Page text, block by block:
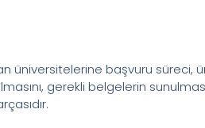
üniversitelerine başvuru
gerekli belgelerin